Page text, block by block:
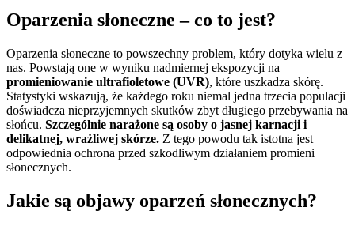
Oparzenia słoneczne – co to jest?
Oparzenia słoneczne to powszechny problem, który dotyka wielu z
nas. Powstają one w wyniku nadmiernej ekspozycji na
promieniowanie ultrafioletowe (UVR), które uszkadza skórę.
Statystyki wskazują, że każdego roku niemal jedna trzecia populacji
doświadcza nieprzyjemnych skutków zbyt długiego przebywania na
słońcu. Szczególnie narażone są osoby o jasnej karnacji i
delikatnej, wrażliwej skórze. Z tego powodu tak istotna jest
odpowiednia ochrona przed szkodliwym działaniem promieni
słonecznych.
Jakie są objawy oparzeń słonecznych?